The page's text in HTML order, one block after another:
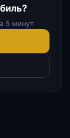
5 минут